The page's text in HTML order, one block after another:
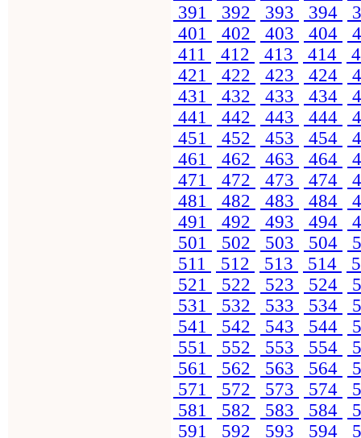
391
392 393 394
401
402 403 404
411
412 413 414
421
422 423 424
431
432 433 434
441
442 443 444
451
452 453 454
461
462 463 464
471
472 473 474
481
482 483 484
491
492 493 494
501
502 503 504
511
512 513 514
521
522 523 524
531
532 533 534
541
542 543 544
551
552 553 554
561
562 563 564
571
572 573 574
581
582 583 584
591
592 593 594